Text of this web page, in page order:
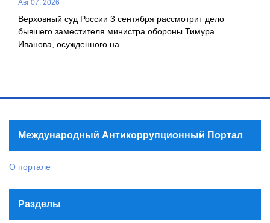
Авг 07, 2026
Верховный суд России 3 сентября рассмотрит дело
бывшего заместителя министра обороны Тимура
Иванова, осужденного на…
Международный Антикоррупционный Портал
О портале
Разделы